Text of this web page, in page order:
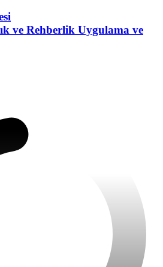
ve Rehberlik Uygulama ve